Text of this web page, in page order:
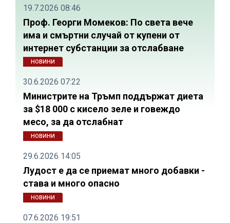
19.7.2026 08:46
Проф. Георги Момеков: По света вече
има и смъртни случай от купени от
интернет субстанции за отслабване
НОВИНИ
30.6.2026 07:22
Министрите на Тръмп поддържат диета
за $18 000 с кисело зеле и говеждо
месо, за да отслабнат
НОВИНИ
29.6.2026 14:05
Лудост е да се приемат много добавки -
става и много опасно
НОВИНИ
07.6.2026 19:51